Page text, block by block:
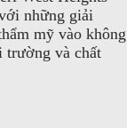
những giải
mỹ vào không
trường và chất